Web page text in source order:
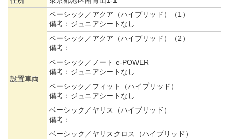
設置車両
ベーシック／アクア（ハイブリッド）（1）
備考： ジュニアシートなし
ベーシック／アクア（ハイブリッド）（2）
備考：
ベーシック／ノート e-POWER
備考： ジュニアシートなし
ベーシック／フィット（ハイブリッド）
備考： ジュニアシートなし
ベーシック／ヤリス（ハイブリッド）
備考：
ベーシック／ヤリスクロス（ハイブリッド）